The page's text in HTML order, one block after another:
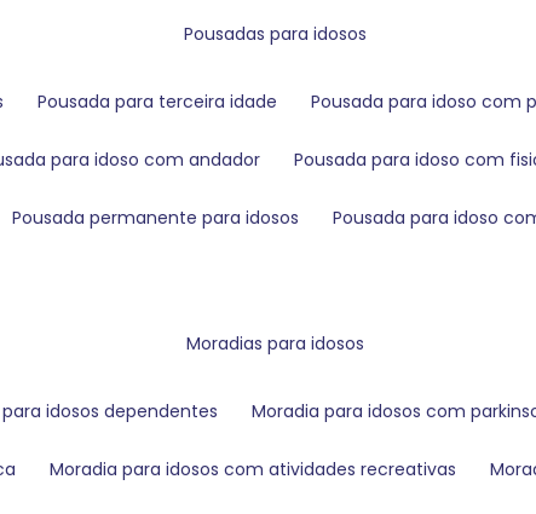
pousadas para idosos
pousada para terceira idade pousada para idoso com
para idoso com andador pousada para idoso com
pousada permanente para idosos pousada para idoso
moradias para idosos
para idosos dependentes moradia para idosos com
moradia para idosos com atividades recreativas